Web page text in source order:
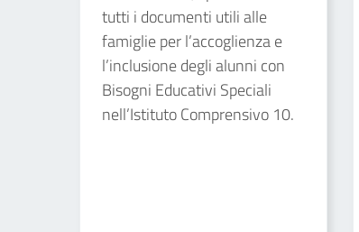
tutti i documenti utili alle
famiglie per l’accoglienza e
l’inclusione degli alunni con
Bisogni Educativi Speciali
nell’Istituto Comprensivo 10.